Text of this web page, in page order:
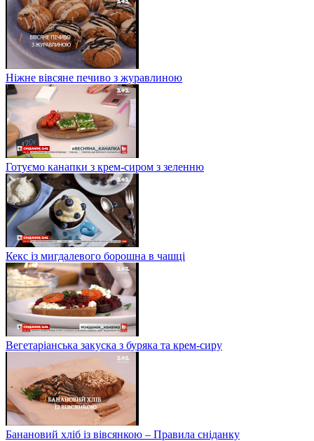
Ніжне вівсяне печиво з журавлиною
Готуємо канапки з крем-сиром з зеленню
Кекс із мигдалевого борошна в чашці
Вегетаріанська закуска з буряка та крем-сиру
Банановий хліб із вівсянкою – Правила сніданку